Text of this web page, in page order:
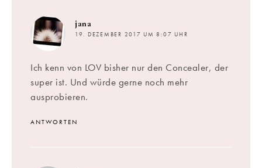
jana
19. DEZEMBER 2017 UM 8:07 UHR
Ich kenn von LOV bisher nur den Concealer, der
super ist. Und würde gerne noch mehr
ausprobieren.
ANTWORTEN